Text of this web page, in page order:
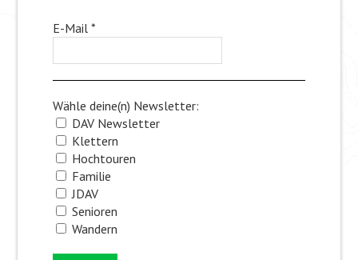
E-Mail *
Wähle deine(n) Newsletter:
DAV Newsletter
Klettern
Hochtouren
Familie
JDAV
Senioren
Wandern